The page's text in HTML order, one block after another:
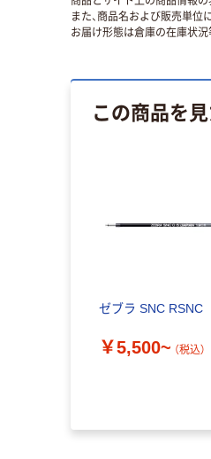
また、商品名および販売単位
お届け形態は倉庫の在庫状
この商品を
ゼブラ SNC RSNC
￥5,500~ （税込）